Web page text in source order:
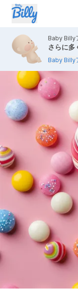
Baby Billy
さらに多
Baby Billy